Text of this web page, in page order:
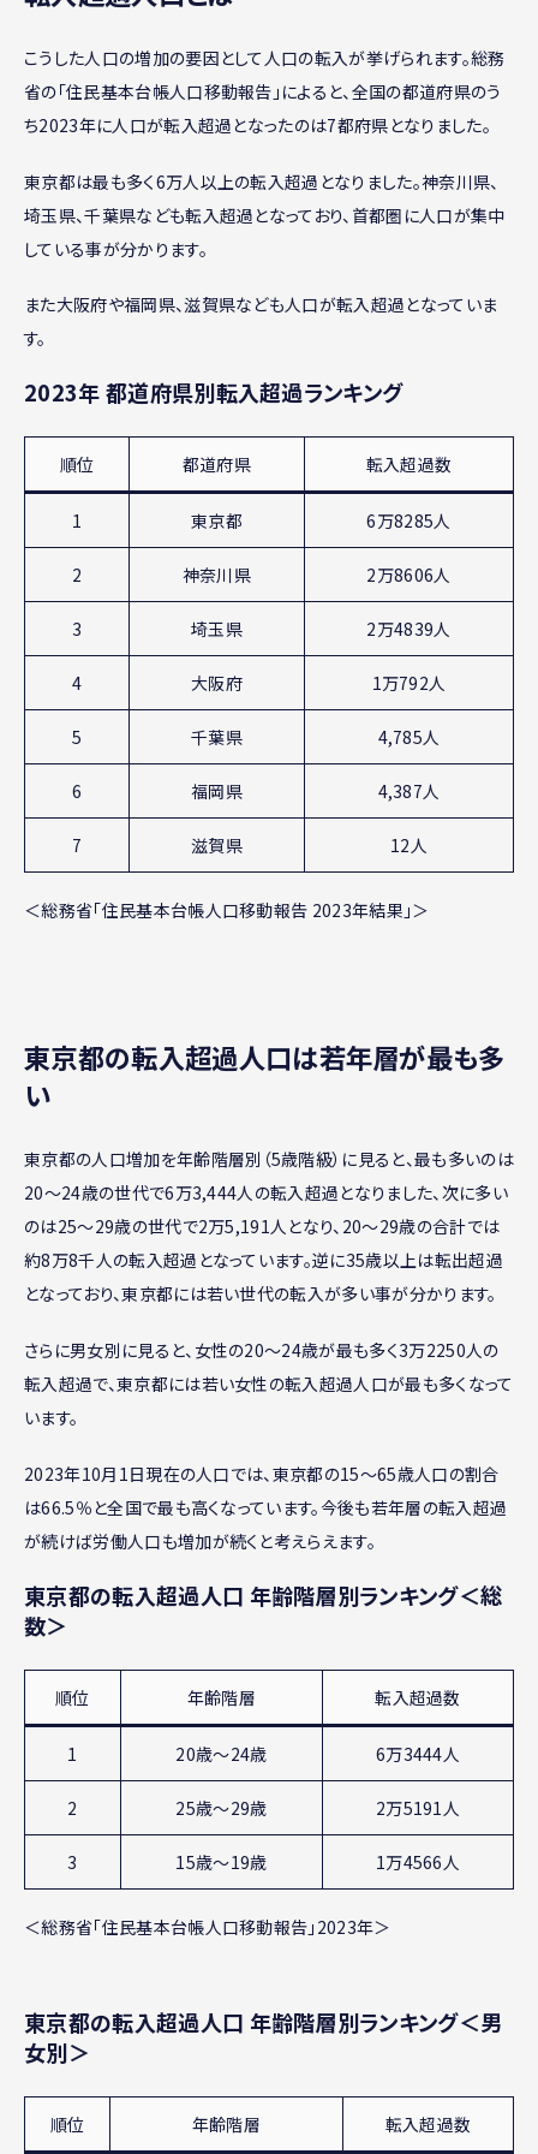
こうした人口の増加の要因として人口の転入が挙げられます。総務
省の「住民基本台帳人口移動報告」によると、全国の都道府県のう
ち2023年に人口が転入超過となったのは7都府県となりました。
東京都は最も多く6万人以上の転入超過となりました。神奈川県、
埼玉県、千葉県なども転入超過となっており、首都圏に人口が集中
している事が分かります。
また大阪府や福岡県、滋賀県なども人口が転入超過となっていま
す。
2023年 都道府県別転入超過ランキング
順位 都道府県 転入超過数
1 東京都 6万8285人
2 神奈川県 2万8606人
3 埼玉県 2万4839人
4 大阪府 1万792人
5 千葉県 4,785人
6 福岡県 4,387人
7 滋賀県 12人
＜総務省「住民基本台帳人口移動報告 2023年結果」＞
東京都の転入超過人口は若年層が最も多
い
東京都の人口増加を年齢階層別（5歳階級）に見ると、最も多いのは
20～24歳の世代で6万3,444人の転入超過となりました、次に多い
のは25～29歳の世代で2万5,191人となり、20～29歳の合計では
約8万8千人の転入超過となっています。逆に35歳以上は転出超過
となっており、東京都には若い世代の転入が多い事が分かります。
さらに男女別に見ると、女性の20～24歳が最も多く3万2250人の
転入超過で、東京都には若い女性の転入超過人口が最も多くなって
います。
2023年10月1日現在の人口では、東京都の15～65歳人口の割合
は66.5％と全国で最も高くなっています。今後も若年層の転入超過
が続けば労働人口も増加が続くと考えらえます。
東京都の転入超過人口 年齢階層別ランキング＜総
数＞
順位 年齢階層 転入超過数
1 20歳～24歳 6万3444人
2 25歳～29歳 2万5191人
3 15歳～19歳 1万4566人
＜総務省「住民基本台帳人口移動報告」2023年＞
東京都の転入超過人口 年齢階層別ランキング＜男
女別＞
順位 年齢階層 転入超過数